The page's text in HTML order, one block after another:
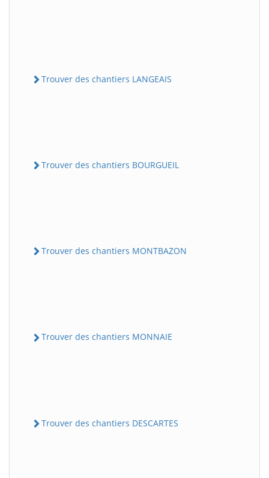
Trouver des chantiers LANGEAIS
Trouver des chantiers BOURGUEIL
Trouver des chantiers MONTBAZON
Trouver des chantiers MONNAIE
Trouver des chantiers DESCARTES